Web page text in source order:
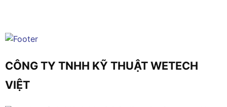
CÔNG TY TNHH KỸ THUẬT WETECH
VIỆT